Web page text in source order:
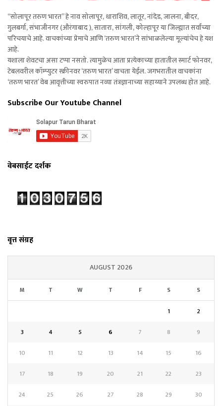
“सोलापूर तरुण भारत” हे नाव सोलापूर, धाराशिव, लातूर, नांदेड, जालना, बीदर,
गुलबर्गा, संभाजीनगर (औरंगाबाद ), सातारा, सांगली, कोल्हापूर या जिल्ह्यात सर्वांच्या
परिचयाचे आहे. वाचकांच्या प्रेमाचे आणि ‘तरुण भारत’ने सांभाळलेल्या मूल्यांचेच हे यश
आहे.
यशाला शेवटचा असा टप्पा नसतो. त्यामुळेच आता प्रत्येकाच्या हातातील स्मार्ट फोनवर,
टेबलवरील कॉम्प्युटर स्क्रीनवर ‘तरुण भारत’ वाचता येईल. जगभरातील वाचकांना
‘तरुण भारत’ वेब आवृत्तीच्या स्वरुपात नव्या तंत्रज्ञानाच्या सहाय्याने उपलब्ध होत आहे.
Subscribe Our Youtube Channel
वेबसाईट दर्शक
वृत्त संग्रह
AUGUST 2026
M T W T F S S
1
2
3
4 5 6 7 8
9
10
11 12 13 14 15
16
17
18 19 20 21 22
23
24
25 26 27 28 29 30